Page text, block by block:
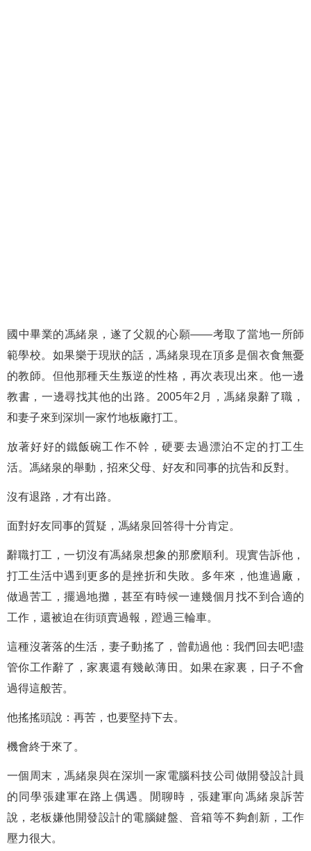
國中畢業的馮緒泉，遂了父親的心願——考取了當地一所師
範學校。如果樂于現狀的話，馮緒泉現在頂多是個衣食無憂
的教師。但他那種天生叛逆的性格，再次表現出來。他一邊
教書，一邊尋找其他的出路。2005年2月，馮緒泉辭了職，
和妻子來到深圳一家竹地板廠打工。
放著好好的鐵飯碗工作不幹，硬要去過漂泊不定的打工生
活。馮緒泉的舉動，招來父母、好友和同事的抗告和反對。
沒有退路，才有出路。
面對好友同事的質疑，馮緒泉回答得十分肯定。
辭職打工，一切沒有馮緒泉想象的那麽順利。現實告訴他，
打工生活中遇到更多的是挫折和失敗。多年來，他進過廠，
做過苦工，擺過地攤，甚至有時候一連幾個月找不到合適的
工作，還被迫在街頭賣過報，蹬過三輪車。
這種沒著落的生活，妻子動搖了，曾勸過他：我們回去吧!盡
管你工作辭了，家裏還有幾畝薄田。如果在家裏，日子不會
過得這般苦。
他搖搖頭說：再苦，也要堅持下去。
機會終于來了。
一個周末，馮緒泉與在深圳一家電腦科技公司做開發設計員
的同學張建軍在路上偶遇。閒聊時，張建軍向馮緒泉訴苦
說，老板嫌他開發設計的電腦鍵盤、音箱等不夠創新，工作
壓力很大。